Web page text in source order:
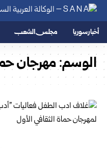
أخبار سوريا مجلس الشعب
الوسم:مهرجان